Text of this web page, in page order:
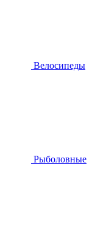
Велосипеды
Рыболовные